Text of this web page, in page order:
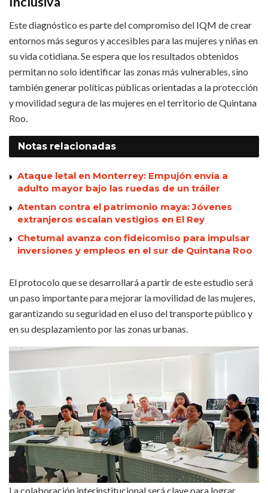
Este diagnóstico es parte del compromiso del IQM de crear
entornos más seguros y accesibles para las mujeres y niñas en
su vida cotidiana. Se espera que los resultados obtenidos
permitan no solo identificar las zonas más vulnerables, sino
también generar políticas públicas orientadas a la protección
y movilidad segura de las mujeres en el territorio de Quintana
Roo.
Notas relacionadas
Ataque letal en Monterrey: Empujón envía a
adulto mayor bajo las ruedas de un tráiler
Atentan contra el patrimonio maya: Jóvenes
extranjeros escalan vestigios en El Rey
Chetumal avanza con fideicomiso para impulsar
inversiones y empleos en el sur de Quintana Roo
El protocolo que se desarrollará a partir de este estudio será
un paso importante para mejorar la movilidad de las mujeres,
garantizando su seguridad en el uso del transporte público y
en su desplazamiento por las zonas urbanas.
La colaboración interinstitucional será clave para lograr